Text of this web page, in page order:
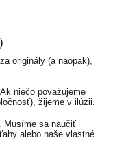
originály (a naopak),
niečo považujeme
žijeme v ilúzii.
Musíme sa naučiť
alebo naše vlastné